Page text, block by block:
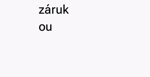
záruk
ou